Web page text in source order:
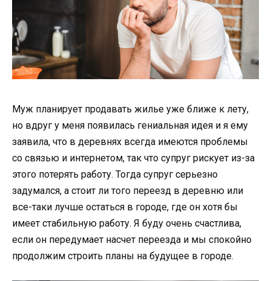
Муж планирует продавать жилье уже ближе к лету,
но вдруг у меня появилась гениальная идея и я ему
заявила, что в деревнях всегда имеются проблемы
со связью и интернетом, так что супруг рискует из-за
этого потерять работу. Тогда супруг серьезно
задумался, а стоит ли того переезд в деревню или
все-таки лучше остаться в городе, где он хотя бы
имеет стабильную работу. Я буду очень счастлива,
если он передумает насчет переезда и мы спокойно
продолжим строить планы на будущее в городе.